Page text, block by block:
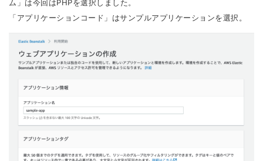
ム」は今回はPHPを選択しました。
「アプリケーションコード」はサンプルアプリケーションを選択。